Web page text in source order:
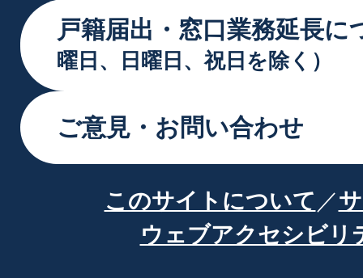
戸籍届出・窓口業務延長に
曜日、日曜日、祝日を除く）
ご意見・お問い合わせ
このサイトについて
ウェブアクセシビリ